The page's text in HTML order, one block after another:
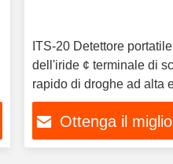
ITS-20 Detettore
dell'iride ¢ terminale di screening
rapido di droghe ad alta
Ottenga il